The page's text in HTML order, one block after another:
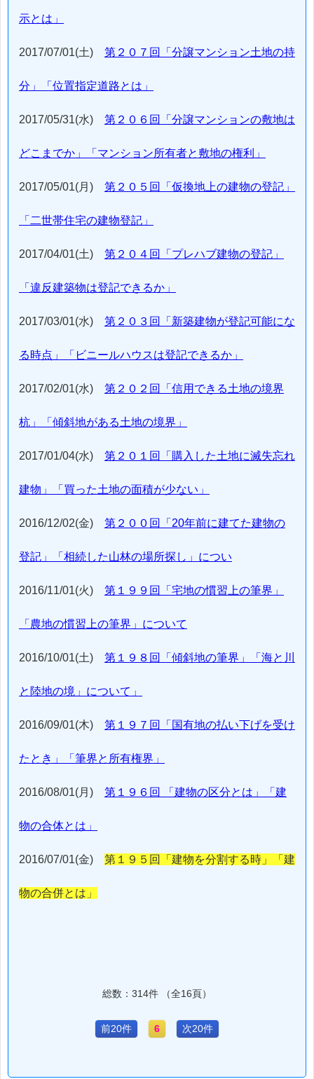
示とは」
2017/07/01(土) 第２０７回「分譲マンション土地の持
分」「位置指定道路とは」
2017/05/31(水) 第２０６回「分譲マンションの敷地は
どこまでか」「マンション所有者と敷地の権利」
2017/05/01(月) 第２０５回「仮換地上の建物の登記」
「二世帯住宅の建物登記」
2017/04/01(土) 第２０４回「プレハブ建物の登記」
「違反建築物は登記できるか」
2017/03/01(水) 第２０３回「新築建物が登記可能にな
る時点」「ビニールハウスは登記できるか」
2017/02/01(水) 第２０２回「信用できる土地の境界
杭」「傾斜地がある土地の境界」
2017/01/04(水) 第２０１回「購入した土地に滅失忘れ
建物」「買った土地の面積が少ない」
2016/12/02(金) 第２００回「20年前に建てた建物の
登記」「相続した山林の場所探し」につい
2016/11/01(火) 第１９９回「宅地の慣習上の筆界」
「農地の慣習上の筆界」について
2016/10/01(土) 第１９８回「傾斜地の筆界」「海と川
と陸地の境」について」
2016/09/01(木) 第１９７回「国有地の払い下げを受け
たとき」「筆界と所有権界」
2016/08/01(月) 第１９６回 「建物の区分とは」「建
物の合体とは」
2016/07/01(金) 第１９５回「建物を分割する時」「建
物の合併とは」
総数：314件 （全16頁）
前20件 6 次20件